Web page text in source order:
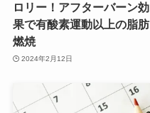
ロリー！アフターバーン効
果で有酸素運動以上の脂肪
燃焼
2024年2月12日